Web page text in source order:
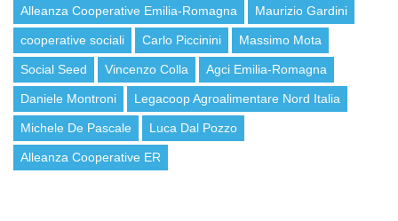
Alleanza Cooperative Emilia-Romagna Maurizio Gardini
cooperative sociali Carlo Piccinini Massimo Mota
Social Seed Vincenzo Colla Agci Emilia-Romagna
Daniele Montroni Legacoop Agroalimentare Nord Italia
Michele De Pascale Luca Dal Pozzo
Alleanza Cooperative ER